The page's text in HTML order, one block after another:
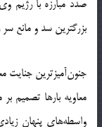
صدد مبارزه با رژيم
بزرگترين سد و مانع سر
جنون‌آميزترين جنايت
معاويه بارها تصميم
واسطه‌هاى پنهان